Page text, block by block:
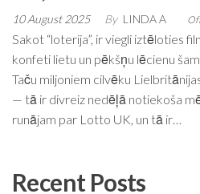
10 August 2025 By LINDA A
Sakot “loterija”, ir viegli iztēloties
konfeti lietu un pēkšņu lēcienu
Taču miljoniem cilvēku
— tā ir divreiz nedēļā notiekoša
runājam par Lotto UK, un tā ir…
Recent Posts